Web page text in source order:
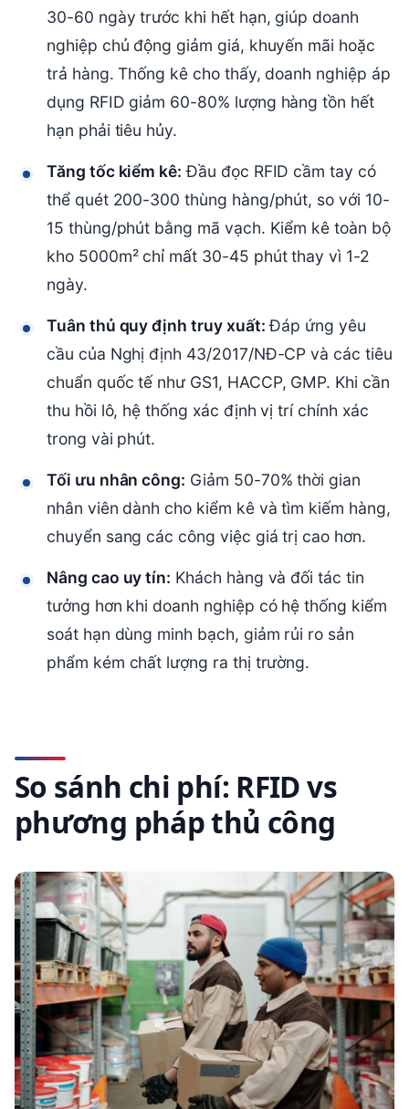
30-60 ngày trước khi hết hạn, giúp doanh
nghiệp chủ động giảm giá, khuyến mãi hoặc
trả hàng. Thống kê cho thấy, doanh nghiệp áp
dụng RFID giảm 60-80% lượng hàng tồn hết
hạn phải tiêu hủy.
Tăng tốc kiểm kê: Đầu đọc RFID cầm tay có
thể quét 200-300 thùng hàng/phút, so với 10-
15 thùng/phút bằng mã vạch. Kiểm kê toàn bộ
kho 5000m² chỉ mất 30-45 phút thay vì 1-2
ngày.
Tuân thủ quy định truy xuất:Đáp ứng yêu
cầu của Nghị định 43/2017/NĐ-CP và các tiêu
chuẩn quốc tế như GS1, HACCP, GMP. Khi cần
thu hồi lô, hệ thống xác định vị trí chính xác
trong vài phút.
Tối ưu nhân công: Giảm 50-70% thời gian
nhân viên dành cho kiểm kê và tìm kiếm hàng,
chuyển sang các công việc giá trị cao hơn.
Nâng cao uy tín: Khách hàng và đối tác tin
tưởng hơn khi doanh nghiệp có hệ thống kiểm
soát hạn dùng minh bạch, giảm rủi ro sản
phẩm kém chất lượng ra thị trường.
So sánh chi phí: RFID vs
phương pháp thủ công